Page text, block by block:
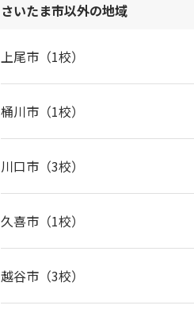
さいたま市以外の地域
上尾市（1校）
桶川市（1校）
川口市（3校）
久喜市（1校）
越谷市（3校）